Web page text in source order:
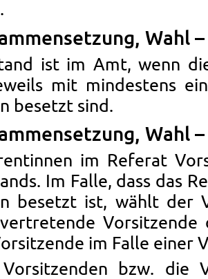
Wahl
ist im Amt, wenn
mit min­destens
be­setzt sind.
Wahl
im Referat
Im Falle, dass das
be­setzt ist, wählt der
Vor­sitzende
im Falle einer
bzw. die